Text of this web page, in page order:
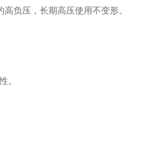
负压，长期高压使用不变形。
。